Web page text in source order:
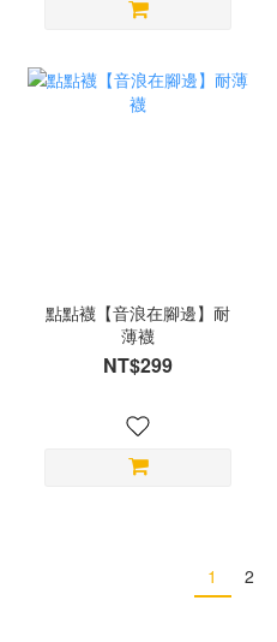
點點襪【音浪在腳邊】耐
薄襪
NT$299
1 2